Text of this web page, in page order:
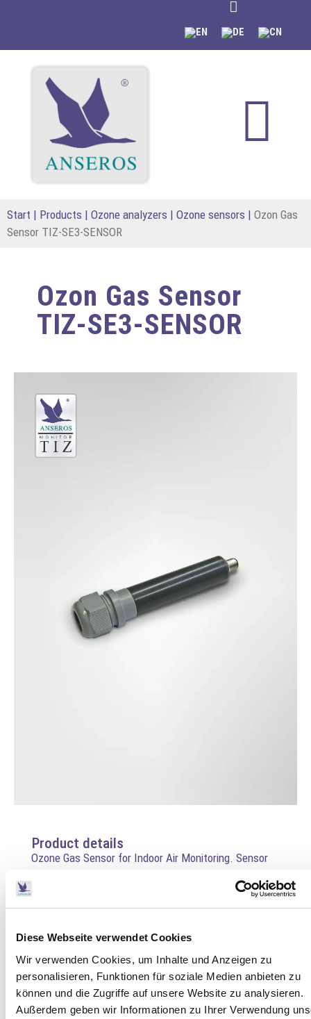
Diese Webseite verwendet Cookies
Wir verwenden Cookies, um Inhalte und Anzeigen zu
personalisieren, Funktionen für soziale Medien anbieten zu
können und die Zugriffe auf unsere Website zu analysieren.
Außerdem geben wir Informationen zu Ihrer Verwendung
Start | Products | Ozone analyzers | Ozone sensors | Ozon Gas
Sensor TIZ-SE3-SENSOR
Ozon Gas Sensor
TIZ-SE3-SENSOR
Product details
Ozone Gas Sensor for Indoor Air Monitoring. Sensor
in indoor environments. Measurement range: 0–1
ppm, resolution: 0.01 ppm, accuracy: ±(5% of reading).
with building management systems or data loggers.
Suitable for stationary use in workplaces and
laboratory environments.
Further info.